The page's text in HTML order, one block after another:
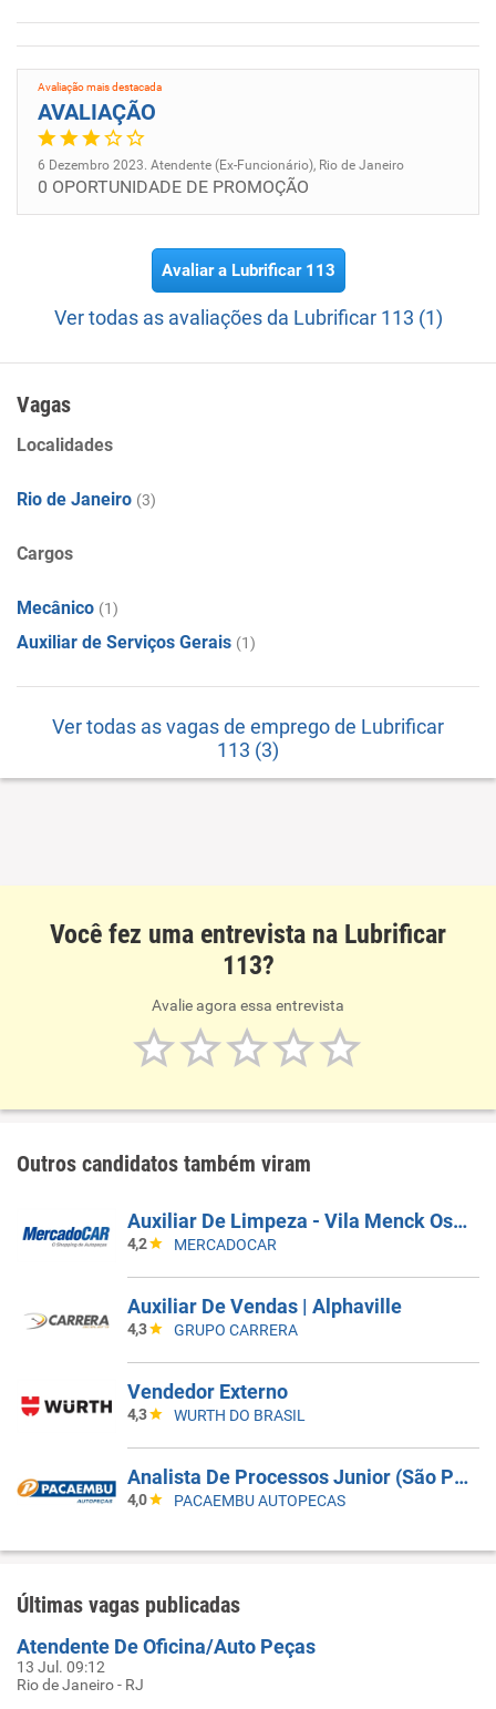
Avaliação mais destacada
AVALIAÇÃO
6 Dezembro 2023. Atendente (Ex-Funcionário), Rio de Janeiro
0 OPORTUNIDADE DE PROMOÇÃO
Avaliar a Lubrificar 113
Ver todas as avaliações da Lubrificar 113 (1)
Vagas
Localidades
Rio de Janeiro (3)
Cargos
Mecânico (1)
Auxiliar de Serviços Gerais (1)
Ver todas as vagas de emprego de Lubrificar
113 (3)
Você fez uma entrevista na Lubrificar
113?
Avalie agora essa entrevista
Outros candidatos também viram
Auxiliar De Limpeza - Vila Menck Osasco - SP
4,2 MERCADOCAR
Auxiliar De Vendas | Alphaville
4,3 GRUPO CARRERA
Vendedor Externo
4,3 WURTH DO BRASIL
Analista De Processos Junior (São Paulo - Barra Funda)
4,0 PACAEMBU AUTOPECAS
Últimas vagas publicadas
Atendente De Oficina/Auto Peças
13 Jul. 09:12
Rio de Janeiro - RJ